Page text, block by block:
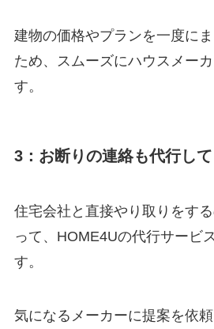
建物の価格やプランを一度に
ため、スムーズにハウスメー
す。
3：お断りの連絡も代行し
住宅会社と直接やり取りをす
って、HOME4Uの代行サービ
す。
気になるメーカーに提案を依頼